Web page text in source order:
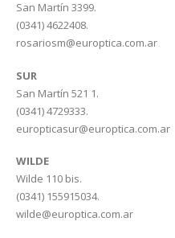
San Martín 3399.
(0341) 4622408.
rosariosm@europtica.com.ar
SUR
San Martín 521 1.
(0341) 4729333.
europticasur@europtica.com.ar
WILDE
Wilde 110 bis.
(0341) 155915034.
wilde@europtica.com.ar